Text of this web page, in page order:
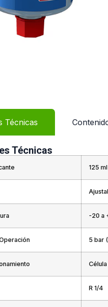
Técnicas
Técnicas
125
-20 a
5 bar
R 1/4